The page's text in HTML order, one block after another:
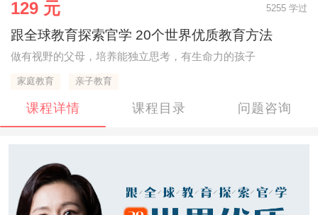
129 元 5255 学过
跟全球教育探索官学 20个世界优质教育方法
做有视野的父母，培养能独立思考，有生命力的孩子
家庭教育 亲子教育
课程详情 课程目录 问题咨询